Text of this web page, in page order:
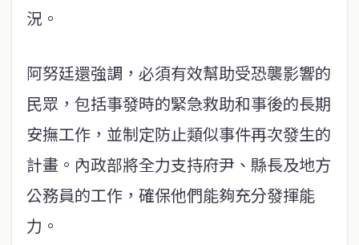
況。
阿努廷還強調，必須有效幫助受恐襲影響的
民眾，包括事發時的緊急救助和事後的長期
安撫工作，並制定防止類似事件再次發生的
計畫。內政部將全力支持府尹、縣長及地方
公務員的工作，確保他們能夠充分發揮能
力。